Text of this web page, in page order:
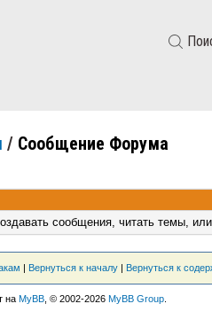
/ Сообщение Форума
сообщения, читать темы,
| Вернуться к началу | Вернуться к
на MyBB , © 2002-2026 MyBB Group